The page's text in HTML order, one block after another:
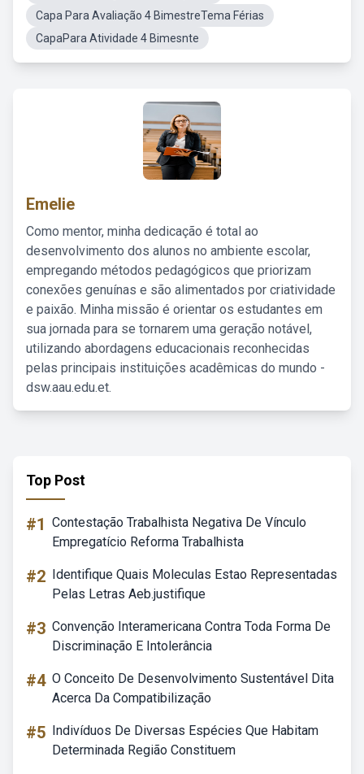
Capa Para Avaliação 4 BimestreTema Férias
CapaPara Atividade 4 Bimesnte
Emelie
Como mentor, minha dedicação é total ao
desenvolvimento dos alunos no ambiente escolar,
empregando métodos pedagógicos que priorizam
conexões genuínas e são alimentados por criatividade
e paixão. Minha missão é orientar os estudantes em
sua jornada para se tornarem uma geração notável,
utilizando abordagens educacionais reconhecidas
pelas principais instituições acadêmicas do mundo -
dsw.aau.edu.et.
Top Post
#1 Contestação Trabalhista Negativa De Vínculo
Empregatício Reforma Trabalhista
#2 Identifique Quais Moleculas Estao Representadas
Pelas Letras Aeb.justifique
#3 Convenção Interamericana Contra Toda Forma De
Discriminação E Intolerância
#4 O Conceito De Desenvolvimento Sustentável Dita
Acerca Da Compatibilização
#5 Indivíduos De Diversas Espécies Que Habitam
Determinada Região Constituem